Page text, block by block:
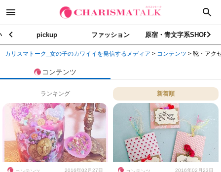
pickup ファッション 原宿・青文字系SHOP
カリスマトーク_女の子のカワイイを発信するメディア > コンテンツ > 靴・アク
コンテンツ
ランキング 新着順
2016年02月27日 2016年02月23日